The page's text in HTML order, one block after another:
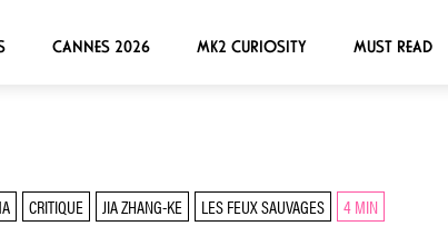
CANNES 2026 MK2 CURIOSITY MUST READ
CRITIQUE JIA ZHANG-KE LES FEUX SAUVAGES 4 MIN